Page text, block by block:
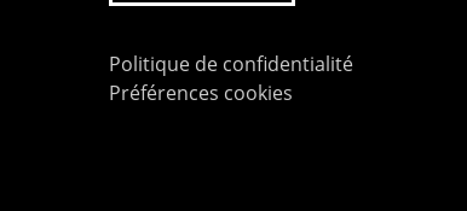
Politique de confidentialité
Préférences cookies